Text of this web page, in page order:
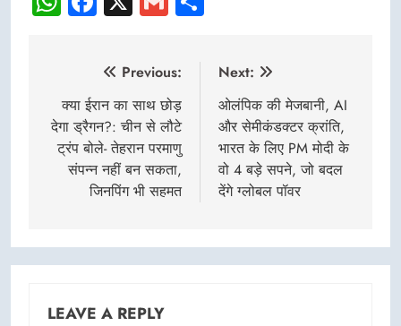
navigation
Previous:
क्या ईरान का साथ छोड़
देगा ड्रैगन?: चीन से लौटे
ट्रंप बोले- तेहरान परमाणु
संपन्न नहीं बन सकता,
जिनपिंग भी सहमत
Next:
ओलंपिक की मेजबानी, AI
और सेमीकंडक्टर क्रांति,
भारत के लिए PM मोदी के
वो 4 बड़े सपने, जो बदल
देंगे ग्लोबल पॉवर
LEAVE A REPLY